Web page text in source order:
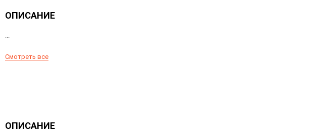
ОПИСАНИЕ
...
Смотреть все
ОПИСАНИЕ